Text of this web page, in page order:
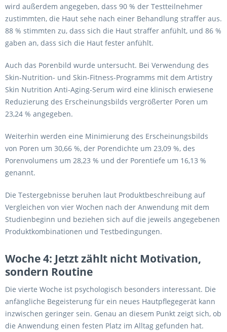
wird außerdem angegeben, dass 90 % der Testteilnehmer
zustimmten, die Haut sehe nach einer Behandlung straffer aus.
88 % stimmten zu, dass sich die Haut straffer anfühlt, und 86 %
gaben an, dass sich die Haut fester anfühlt.
Auch das Porenbild wurde untersucht. Bei Verwendung des
Skin-Nutrition- und Skin-Fitness-Programms mit dem Artistry
Skin Nutrition Anti-Aging-Serum wird eine klinisch erwiesene
Reduzierung des Erscheinungsbilds vergrößerter Poren um
23,24 % angegeben.
Weiterhin werden eine Minimierung des Erscheinungsbilds
von Poren um 30,66 %, der Porendichte um 23,09 %, des
Porenvolumens um 28,23 % und der Porentiefe um 16,13 %
genannt.
Die Testergebnisse beruhen laut Produktbeschreibung auf
Vergleichen von vier Wochen nach der Anwendung mit dem
Studienbeginn und beziehen sich auf die jeweils angegebenen
Produktkombinationen und Testbedingungen.
Woche 4: Jetzt zählt nicht Motivation,
sondern Routine
Die vierte Woche ist psychologisch besonders interessant. Die
anfängliche Begeisterung für ein neues Hautpflegegerät kann
inzwischen geringer sein. Genau an diesem Punkt zeigt sich, ob
die Anwendung einen festen Platz im Alltag gefunden hat.